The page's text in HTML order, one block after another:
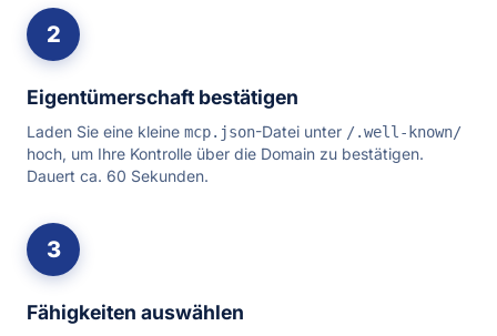
2
Eigentümerschaft bestätigen
Laden Sie eine kleine mcp.json-Datei unter /.well-known/
hoch, um Ihre Kontrolle über die Domain zu bestätigen.
Dauert ca. 60 Sekunden.
3
Fähigkeiten auswählen